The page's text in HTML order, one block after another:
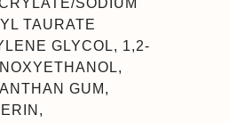
SODIUM
TAURATE
GLYCOL, 1,2-
GUM,